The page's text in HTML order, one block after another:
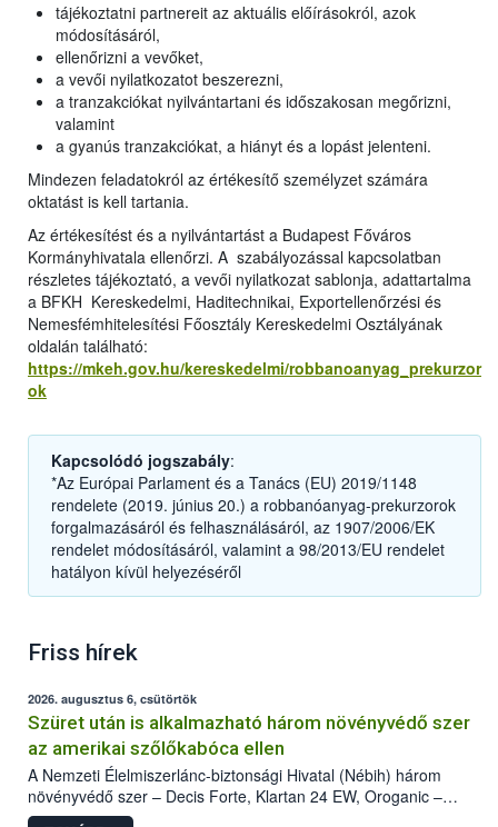
tájékoztatni partnereit az aktuális előírásokról, azok
módosításáról,
ellenőrizni a vevőket,
a vevői nyilatkozatot beszerezni,
a tranzakciókat nyilvántartani és időszakosan megőrizni,
valamint
a gyanús tranzakciókat, a hiányt és a lopást jelenteni.
Mindezen feladatokról az értékesítő személyzet számára
oktatást is kell tartania.
Az értékesítést és a nyilvántartást a Budapest Főváros
Kormányhivatala ellenőrzi. A szabályozással kapcsolatban
részletes tájékoztató, a vevői nyilatkozat sablonja, adattartalma
a BFKH Kereskedelmi, Haditechnikai, Exportellenőrzési és
Nemesfémhitelesítési Főosztály Kereskedelmi Osztályának
oldalán található:
https://mkeh.gov.hu/kereskedelmi/robbanoanyag_prekurzor
ok
Kapcsolódó jogszabály:
*Az Európai Parlament és a Tanács (EU) 2019/1148
rendelete (2019. június 20.) a robbanóanyag-prekurzorok
forgalmazásáról és felhasználásáról, az 1907/2006/EK
rendelet módosításáról, valamint a 98/2013/EU rendelet
hatályon kívül helyezéséről
Friss hírek
2026. augusztus 6, csütörtök
Szüret után is alkalmazható három növényvédő szer
az amerikai szőlőkabóca ellen
A Nemzeti Élelmiszerlánc-biztonsági Hivatal (Nébih) három
növényvédő szer – Decis Forte, Klartan 24 EW, Oroganic –
engedélyokiratát módosította, így azok a szüretet követően,